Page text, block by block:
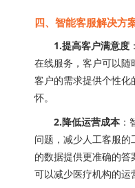
四、智能客服解决方
1.提高客户满意度
在线服务，客户可以
客户的需求提供个性
怀。
2.降低运营成本
问题，减少人工客服
的数据提供更准确的
可以减少医疗机构的运